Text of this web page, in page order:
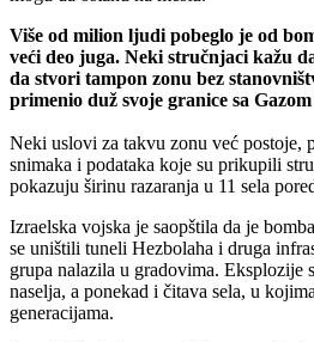
Više od milion ljudi pobeglo je od
veći deo juga. Neki stručnjaci kažu
da stvori tampon zonu bez
primenio duž svoje granice sa Gazom
Neki uslovi za takvu zonu već postoje,
snimaka i podataka koje su prikupili
pokazuju širinu razaranja u 11 sela
Izraelska vojska je saopštila da je
se uništili tuneli Hezbolaha i druga
grupa nalazila u gradovima. Eksplozije
naselja, a ponekad i čitava sela, u
generacijama.